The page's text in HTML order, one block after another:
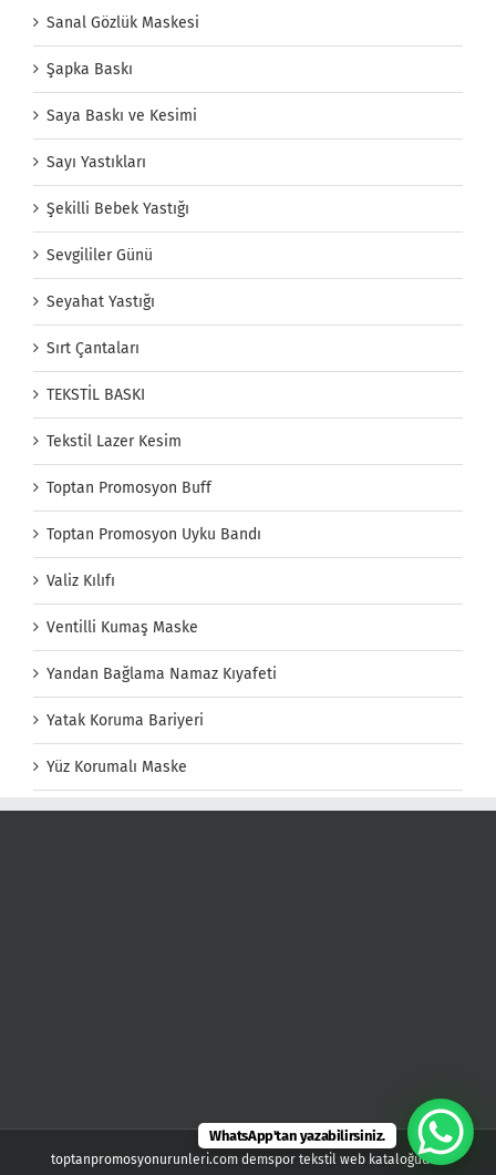
Sanal Gözlük Maskesi
Şapka Baskı
Saya Baskı ve Kesimi
Sayı Yastıkları
Şekilli Bebek Yastığı
Sevgililer Günü
Seyahat Yastığı
Sırt Çantaları
TEKSTİL BASKI
Tekstil Lazer Kesim
Toptan Promosyon Buff
Toptan Promosyon Uyku Bandı
Valiz Kılıfı
Ventilli Kumaş Maske
Yandan Bağlama Namaz Kıyafeti
Yatak Koruma Bariyeri
Yüz Korumalı Maske
toptanpromosyonurunleri.com demspor tekstil web kataloğudur.
WhatsApp'tan yazabilirsiniz.